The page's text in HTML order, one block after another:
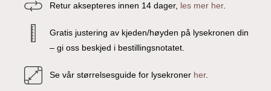
Retur aksepteres innen 14 dager, les mer her.
Gratis justering av kjeden/høyden på lysekronen din
– gi oss beskjed i bestillingsnotatet.
Se vår størrelsesguide for lysekronerher.